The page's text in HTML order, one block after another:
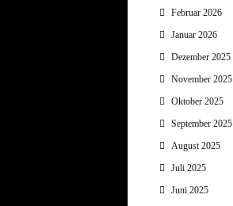
Februar 2026
Januar 2026
Dezember 2025
November 2025
Oktober 2025
September 2025
August 2025
Juli 2025
Juni 2025